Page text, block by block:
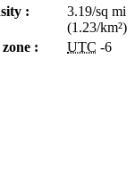
:
3.19/sq mi
(1.23/km²)
:
UTC -6